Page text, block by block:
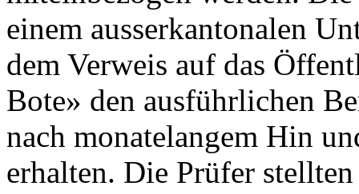
einem ausserkantonalen
dem Verweis auf das
Bote» den ausführlichen
nach monatelangem Hin
erhalten. Die Prüfer stellten